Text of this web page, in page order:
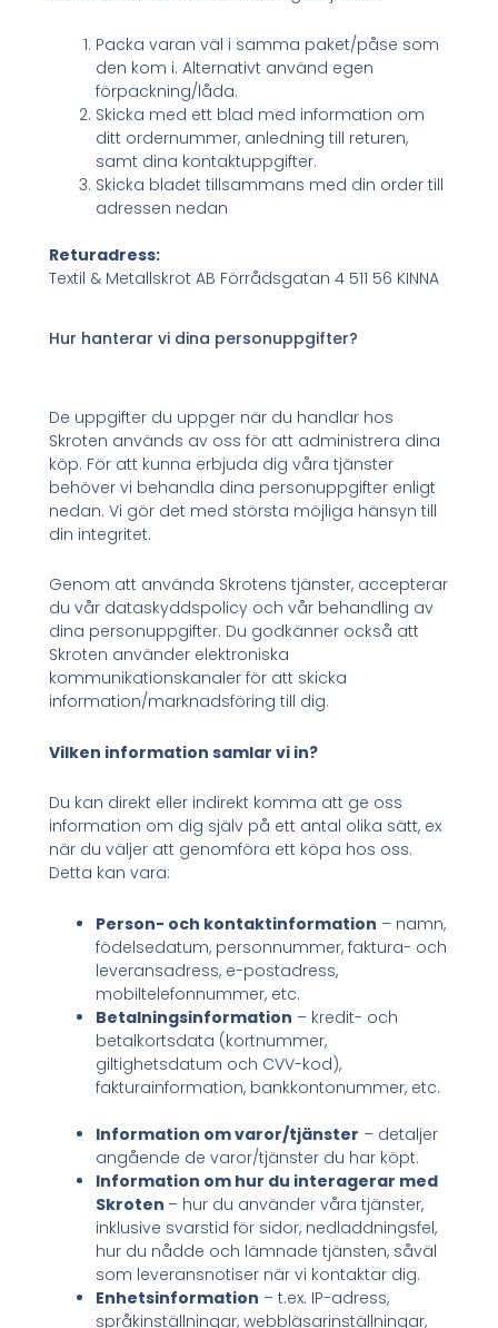
Packa varan väl i samma paket/påse som
den kom i. Alternativt använd egen
förpackning/låda.
Skicka med ett blad med information om
ditt ordernummer, anledning till returen,
samt dina kontaktuppgifter.
Skicka bladet tillsammans med din order till
adressen nedan
Returadress:
Textil & Metallskrot AB Förrådsgatan 4 511 56 KINNA
Hur hanterar vi dina personuppgifter?
De uppgifter du uppger när du handlar hos
Skroten används av oss för att administrera dina
köp. För att kunna erbjuda dig våra tjänster
behöver vi behandla dina personuppgifter enligt
nedan. Vi gör det med största möjliga hänsyn till
din integritet.
Genom att använda Skrotens tjänster, accepterar
du vår dataskyddspolicy och vår behandling av
dina personuppgifter. Du godkänner också att
Skroten använder elektroniska
kommunikationskanaler för att skicka
information/marknadsföring till dig.
Vilken information samlar vi in?
Du kan direkt eller indirekt komma att ge oss
information om dig själv på ett antal olika sätt, ex
när du väljer att genomföra ett köpa hos oss.
Detta kan vara:
Person- och kontaktinformation – namn,
födelsedatum, personnummer, faktura- och
leveransadress, e-postadress,
mobiltelefonnummer, etc.
Betalningsinformation – kredit- och
betalkortsdata (kortnummer,
giltighetsdatum och CVV-kod),
fakturainformation, bankkontonummer, etc.
Information om varor/tjänster – detaljer
angående de varor/tjänster du har köpt.
Information om hur du interagerar med
Skroten – hur du använder våra tjänster,
inklusive svarstid för sidor, nedladdningsfel,
hur du nådde och lämnade tjänsten, såväl
som leveransnotiser när vi kontaktar dig.
Enhetsinformation – t.ex. IP-adress,
språkinställningar, webbläsarinställningar,